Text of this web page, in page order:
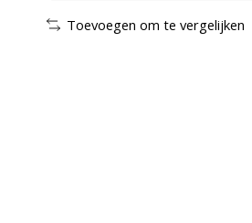
Toevoegen om te vergelijken